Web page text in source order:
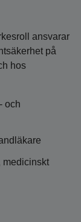
ansvarar
på
hos
och
medicinskt